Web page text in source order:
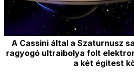
A Cassini által a Szaturnusz
ragyogó ultraibolya folt
a két égitest